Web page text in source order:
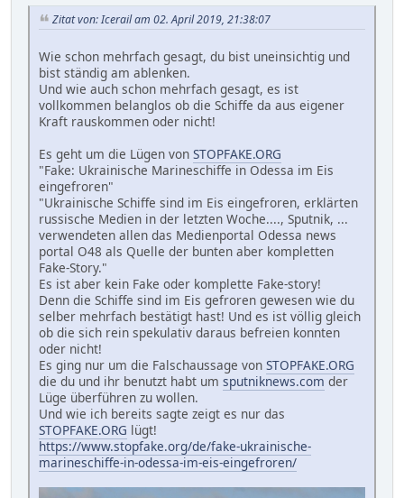
Zitat von: Icerail am 02. April 2019, 21:38:07
Wie schon mehrfach gesagt, du bist uneinsichtig und
bist ständig am ablenken.
Und wie auch schon mehrfach gesagt, es ist
vollkommen belanglos ob die Schiffe da aus eigener
Kraft rauskommen oder nicht!
Es geht um die Lügen von STOPFAKE.ORG
"Fake: Ukrainische Marineschiffe in Odessa im Eis
eingefroren"
"Ukrainische Schiffe sind im Eis eingefroren, erklärten
russische Medien in der letzten Woche...., Sputnik, ...
verwendeten allen das Medienportal Odessa news
portal O48 als Quelle der bunten aber kompletten
Fake-Story."
Es ist aber kein Fake oder komplette Fake-story!
Denn die Schiffe sind im Eis gefroren gewesen wie du
selber mehrfach bestätigt hast! Und es ist völlig gleich
ob die sich rein spekulativ daraus befreien konnten
oder nicht!
Es ging nur um die Falschaussage von STOPFAKE.ORG
die du und ihr benutzt habt um sputniknews.com der
Lüge überführen zu wollen.
Und wie ich bereits sagte zeigt es nur das
STOPFAKE.ORG lügt!
https://www.stopfake.org/de/fake-ukrainische-
marineschiffe-in-odessa-im-eis-eingefroren/